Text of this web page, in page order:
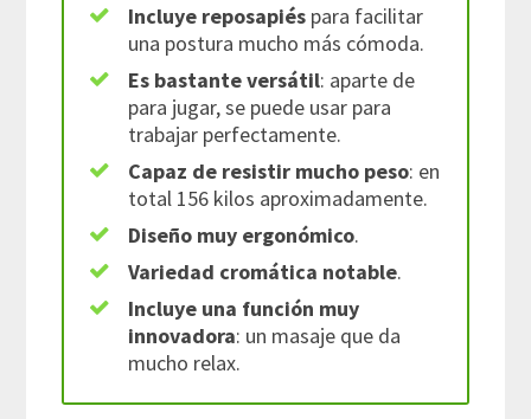
Incluye reposapiés para facilitar
una postura mucho más cómoda.
Es bastante versátil: aparte de
para jugar, se puede usar para
trabajar perfectamente.
Capaz de resistir mucho peso: en
total 156 kilos aproximadamente.
Diseño muy ergonómico.
Variedad cromática notable.
Incluye una función muy
innovadora: un masaje que da
mucho relax.